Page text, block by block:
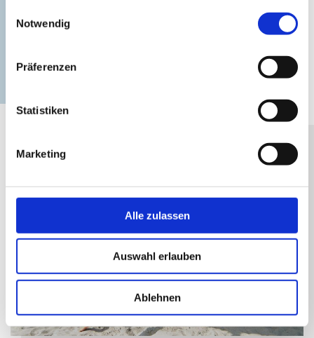
Notwendig
Präferenzen
Statistiken
Marketing
Alle zulassen
Auswahl erlauben
Ablehnen
geprüft
©
©